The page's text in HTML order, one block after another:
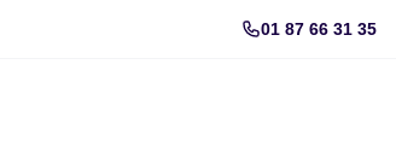
01 87 66 31 35